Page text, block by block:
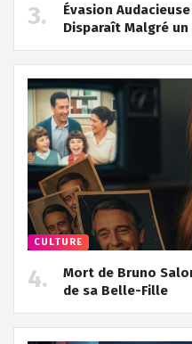
Évasion
Disparaît Malgré
CULTURE
Mort de Bruno
de sa Belle-Fille